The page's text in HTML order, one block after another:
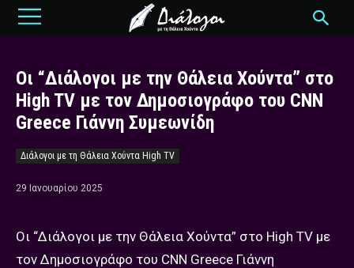
Οι “Διάλογοι με την Θάλεια Χούντα” στο
High TV με τον Δημοσιογράφο του CNN
Greece Γιάννη Συμεωνίδη
Διάλογοι με τη Θάλεια Χούντα High TV
29 Ιανουαρίου 2025
Οι “Διάλογοι με την Θάλεια Χούντα” στο High TV με
τον Δημοσιογράφο του CNN Greece Γιάννη